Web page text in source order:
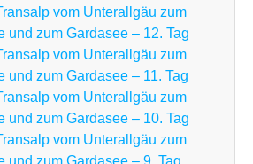
vom Unterallgäu zum
und zum Gardasee – 12. Tag
vom Unterallgäu zum
und zum Gardasee – 11. Tag
vom Unterallgäu zum
und zum Gardasee – 10. Tag
vom Unterallgäu zum